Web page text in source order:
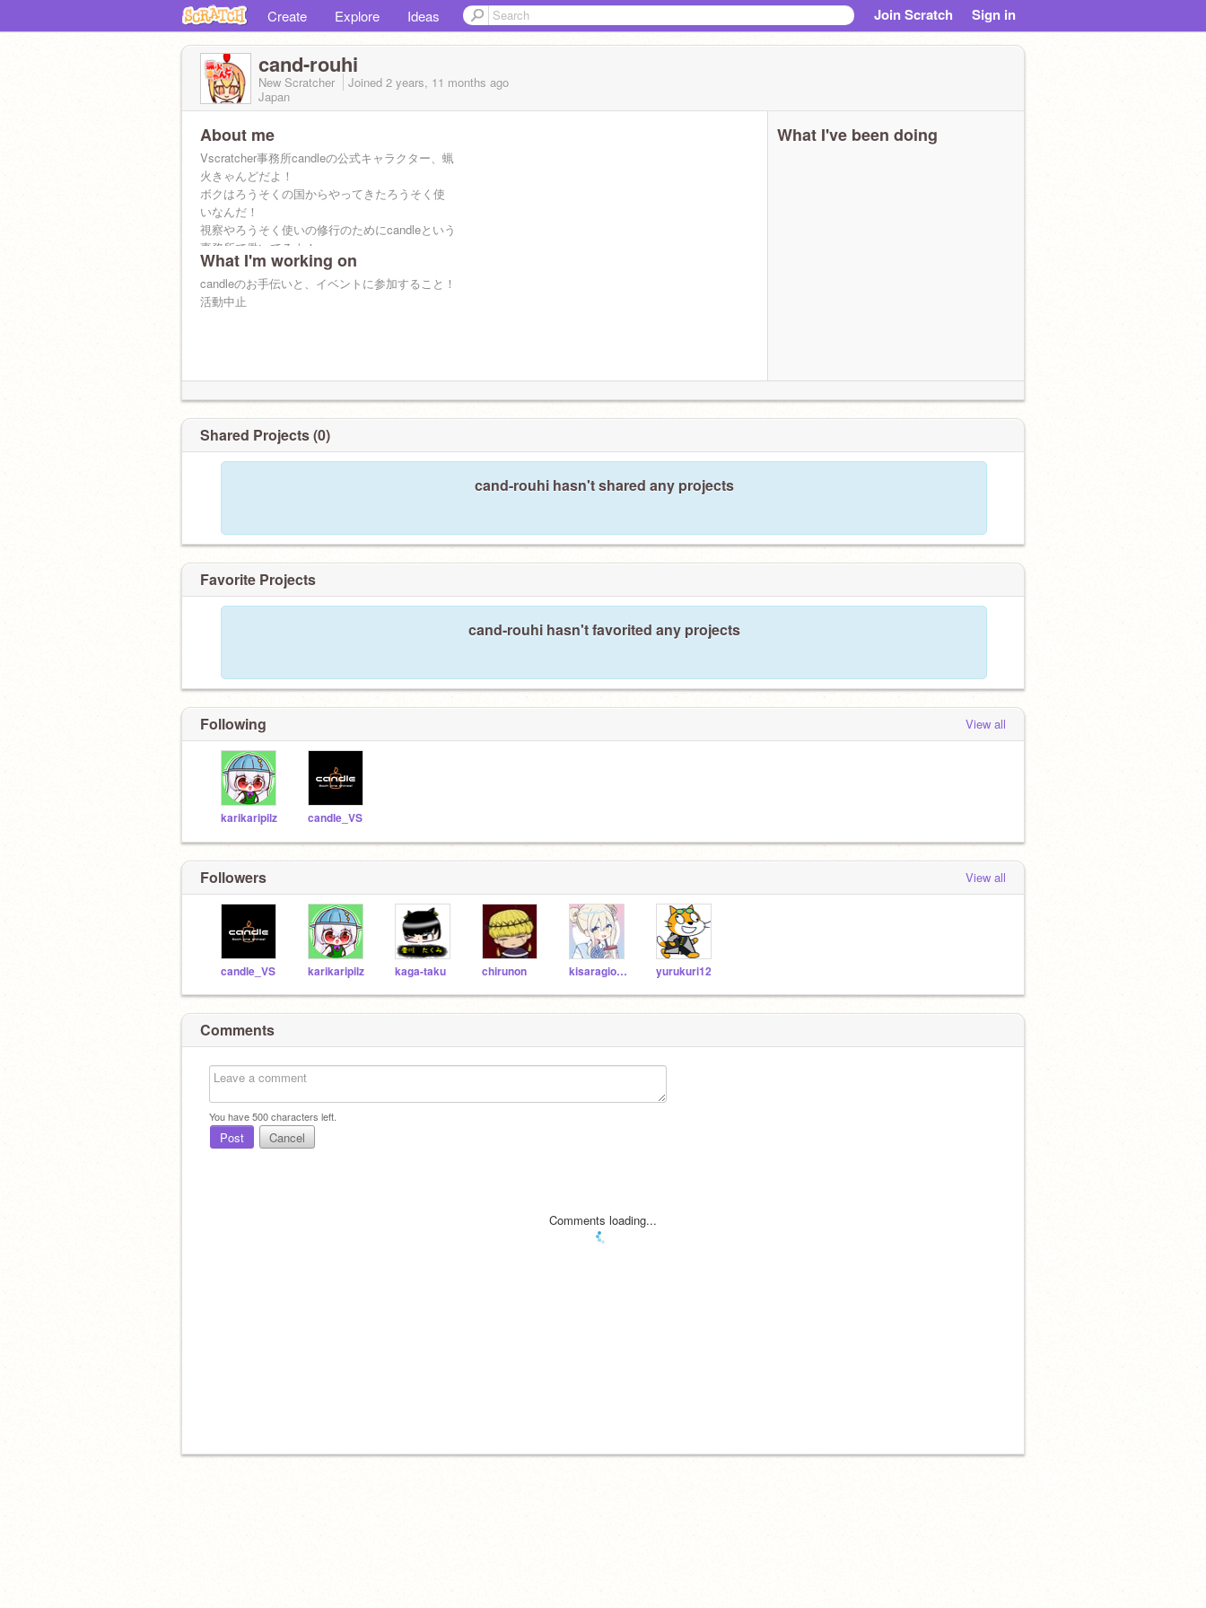
Create Explore Ideas Join Scratch Sign in
cand-rouhi
New Scratcher Joined 2 years, 11 months ago
Japan
About me
Vscratcher事務所candleの公式キャラクター、蝋
火きゃんどだよ！
ボクはろうそくの国からやってきたろうそく使
いなんだ！
視察やろうそく使いの修行のためにcandleという
事務所で働いてるよ！
@candle_VS
ボクのママは茸田かりかりちゃん！
@karikaripilz
What I'm working on
candleのお手伝いと、イベントに参加すること！
活動中止
What I've been doing
Shared Projects (0)
cand-rouhi hasn't shared any projects
Favorite Projects
cand-rouhi hasn't favorited any projects
Following View all
karikaripilz candle_VS
Followers View all
candle_VS karikaripilz kaga-taku chirunon kisaragionnpu yurukuri12
Comments
You have500characters left.
Post Cancel
Comments loading...